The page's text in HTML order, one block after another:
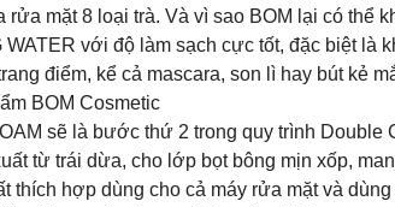
mặt 8 loại trà. Và vì sao BOM lại có thể
với độ làm sạch cực tốt, đặc biệt là
điểm, kể cả mascara, son lì hay bút kẻ
BOM Cosmetic
sẽ là bước thứ 2 trong quy trình Double
từ trái dừa, cho lớp bọt bông mịn xốp,
hợp dùng cho cả máy rửa mặt và dùng